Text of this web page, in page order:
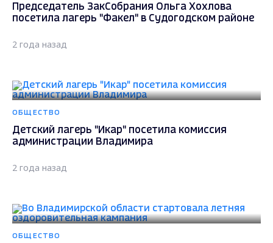
Председатель ЗакСобрания Ольга Хохлова
посетила лагерь "Факел" в Судогодском районе
2 года назад
ОБЩЕСТВО
Детский лагерь "Икар" посетила комиссия
администрации Владимира
2 года назад
ОБЩЕСТВО